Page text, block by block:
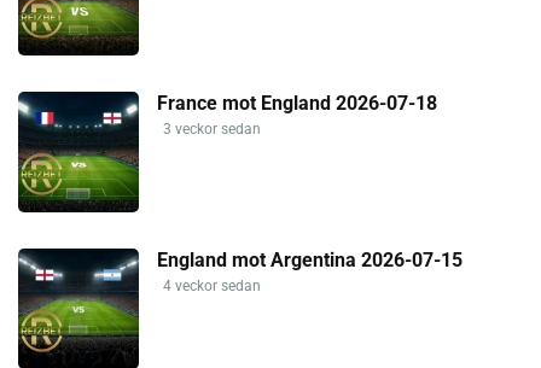
France mot England 2026-07-18
3 veckor sedan
England mot Argentina 2026-07-15
4 veckor sedan